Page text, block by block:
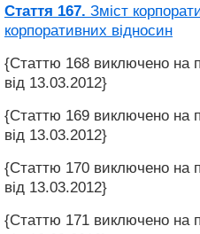
Стаття 167. Зміст
корпоративних відносин
{Статтю 168 виключено на
від 13.03.2012}
{Статтю 169 виключено на
від 13.03.2012}
{Статтю 170 виключено на
від 13.03.2012}
{Статтю 171 виключено на